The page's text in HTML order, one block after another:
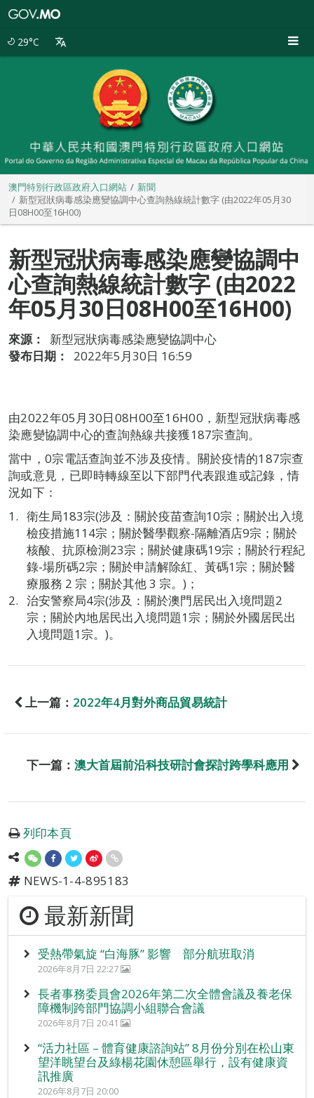
29°C
澳門特別行政區政府入口網站
新聞
新型冠狀病毒感染應變協調中心查詢熱線統計數字 (由2022年05月30
日08H00至16H00)
新型冠狀病毒感染應變協調中
心查詢熱線統計數字 (由2022
年05月30日08H00至16H00)
來源：
新型冠狀病毒感染應變協調中心
發布日期：
2022年5月30日 16:59
由2022年05月30日08H00至16H00，新型冠狀病毒感
染應變協調中心的查詢熱線共接獲187宗查詢。
當中，0宗電話查詢並不涉及疫情。關於疫情的187宗查
詢或意見，已即時轉線至以下部門代表跟進或記錄，情
況如下：
衛生局183宗(涉及：關於疫苗查詢10宗；關於出入境
檢疫措施114宗；關於醫學觀察-隔離酒店9宗；關於
核酸、抗原檢測23宗；關於健康碼19宗；關於行程紀
錄-場所碼2宗；關於申請解除紅、黃碼1宗；關於醫
療服務 2 宗；關於其他 3 宗。)；
治安警察局4宗(涉及：關於澳門居民出入境問題2
宗；關於內地居民出入境問題1宗；關於外國居民出
入境問題1宗。)。
上一篇： 2022年4月對外商品貿易統計
下一篇： 澳大首屆前沿科技研討會探討跨學科應用
列印本頁
NEWS-1-4-895183
最新新聞
受熱帶氣旋 “白海豚” 影響 部分航班取消
2026年8月7日 22:27
長者事務委員會2026年第二次全體會議及養老保
障機制跨部門協調小組聯合會議
2026年8月7日 20:41
“活力社區 – 體育健康諮詢站” 8月份分別在松山東
望洋眺望台及綠楊花園休憩區舉行，設有健康資
訊推廣
2026年8月7日 20:00